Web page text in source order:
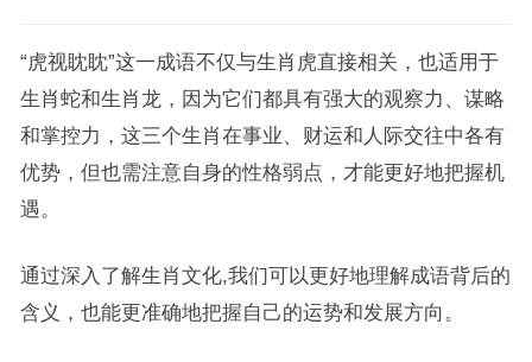
“虎视眈眈”这一成语不仅与生肖虎直接相关，也适用于
生肖蛇和生肖龙，因为它们都具有强大的观察力、谋略
和掌控力，这三个生肖在事业、财运和人际交往中各有
优势，但也需注意自身的性格弱点，才能更好地把握机
遇。
通过深入了解生肖文化,我们可以更好地理解成语背后的
含义，也能更准确地把握自己的运势和发展方向。